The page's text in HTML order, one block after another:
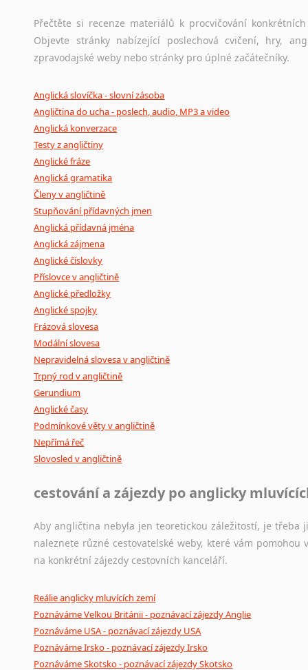
Přečtěte si recenze materiálů k procvičování
Objevte stránky nabízející poslechová cvičení, hry,
zpravodajské weby nebo stránky pro úplné začátečníky.
Anglická slovíčka - slovní zásoba
Angličtina do ucha - poslech, audio, MP3 a video
Anglická konverzace
Testy z angličtiny
Anglické fráze
Anglická gramatika
Členy v angličtině
Stupňování přídavných jmen
Anglická přídavná jména
Anglická zájmena
Anglické číslovky
Příslovce v angličtině
Anglické předložky
Anglické spojky
Frázová slovesa
Modální slovesa
Nepravidelná slovesa v angličtině
Trpný rod v angličtině
Gerundium
Anglické časy
Podmínkové věty v angličtině
Nepřímá řeč
Slovosled v angličtině
cestování a zájezdy po anglicky
Aby angličtina nebyla jen teoretickou záležitostí, je
naleznete různé cestovatelské weby, které vám
na konkrétní zájezdy cestovních kanceláří.
Reálie anglicky mluvících zemí
Poznáváme Velkou Británii - poznávací zájezdy Anglie
Poznáváme USA - poznávací zájezdy USA
Poznáváme Irsko - poznávací zájezdy Irsko
Poznáváme Skotsko - poznávací zájezdy Skotsko